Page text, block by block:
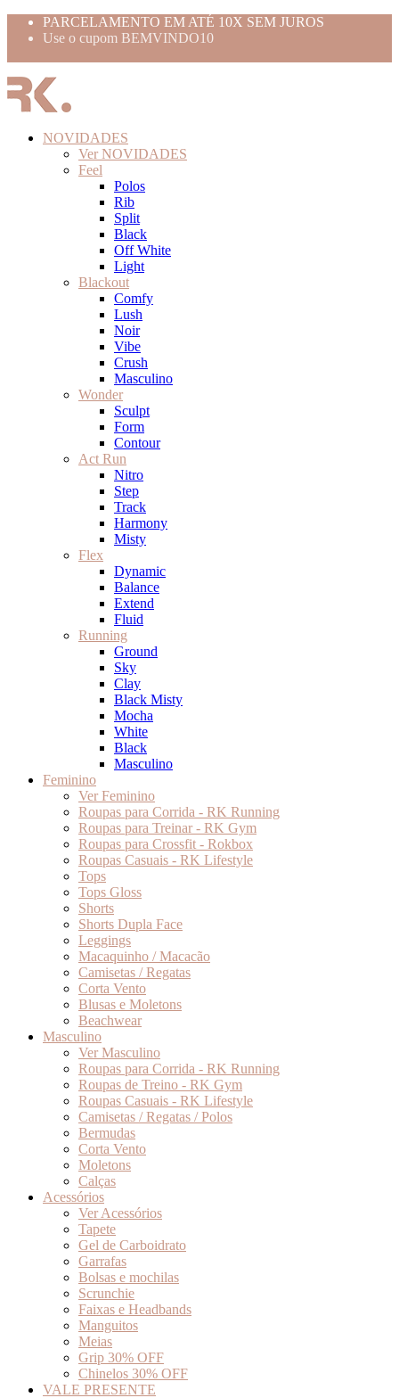
PARCELAMENTO EM ATÉ 10X SEM JUROS
Use o cupom BEMVINDO10
NOVIDADES
Ver NOVIDADES
Feel
Polos
Rib
Split
Black
Off White
Light
Blackout
Comfy
Lush
Noir
Vibe
Crush
Masculino
Wonder
Sculpt
Form
Contour
Act Run
Nitro
Step
Track
Harmony
Misty
Flex
Dynamic
Balance
Extend
Fluid
Running
Ground
Sky
Clay
Black Misty
Mocha
White
Black
Masculino
Feminino
Ver Feminino
Roupas para Corrida - RK Running
Roupas para Treinar - RK Gym
Roupas para Crossfit - Rokbox
Roupas Casuais - RK Lifestyle
Tops
Tops Gloss
Shorts
Shorts Dupla Face
Leggings
Macaquinho / Macacão
Camisetas / Regatas
Corta Vento
Blusas e Moletons
Beachwear
Masculino
Ver Masculino
Roupas para Corrida - RK Running
Roupas de Treino - RK Gym
Roupas Casuais - RK Lifestyle
Camisetas / Regatas / Polos
Bermudas
Corta Vento
Moletons
Calças
Acessórios
Ver Acessórios
Tapete
Gel de Carboidrato
Garrafas
Bolsas e mochilas
Scrunchie
Faixas e Headbands
Manguitos
Meias
Grip 30% OFF
Chinelos 30% OFF
VALE PRESENTE